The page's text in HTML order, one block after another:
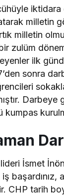
milletin
milletin
bir zulüm
ilk
sonra
kumpas
İsmet
iş
CHP tarih